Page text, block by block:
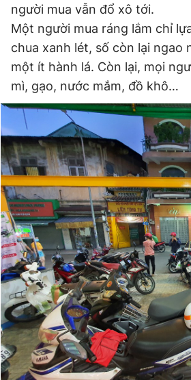
Đặt báo Quảng cáo RSS
Tổng biên tập: Nguyễn Ngọc Toàn
Phó tổng biên tập thường trực: Hải
Phó tổng biên tập: Lâm Hiếu Dũng
Phó tổng biên tập: Trần Việt Hưng
Tổng thư ký tòa soạn: Đức Trung
Giấy phép xuất bản số 110/GP - BTTTT
© 2003-2026 Bản quyền thuộc về Báo
chép dưới mọi hình thức nếu không có
bản. Phát triển bởi ePi Technologies,
người mua vẫn đổ xô tới.
Một người mua ráng lắm chỉ
chua xanh lét, số còn lại ngao
một ít hành lá. Còn lại, mọi
mì, gạo, nước mắm, đồ khô…